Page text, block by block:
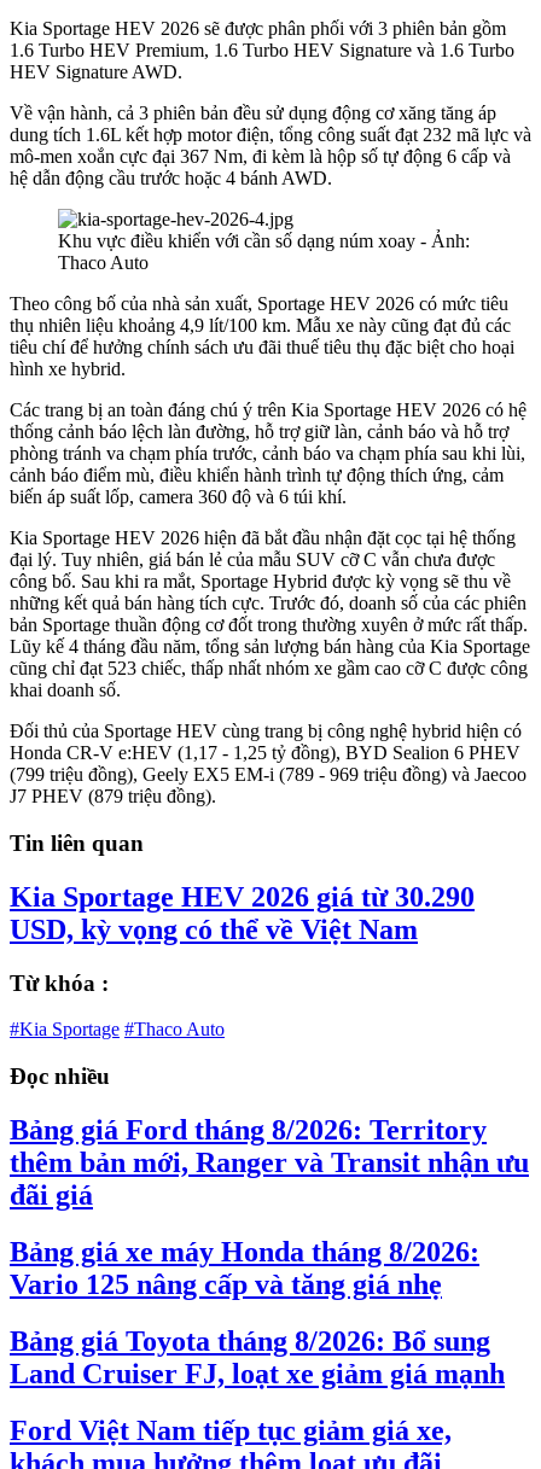
Kia Sportage HEV 2026 sẽ được phân phối với 3 phiên bản gồm
1.6 Turbo HEV Premium, 1.6 Turbo HEV Signature và 1.6 Turbo
HEV Signature AWD.
Về vận hành, cả 3 phiên bản đều sử dụng động cơ xăng tăng áp
dung tích 1.6L kết hợp motor điện, tổng công suất đạt 232 mã lực và
mô-men xoắn cực đại 367 Nm, đi kèm là hộp số tự động 6 cấp và
hệ dẫn động cầu trước hoặc 4 bánh AWD.
Khu vực điều khiển với cần số dạng núm xoay - Ảnh:
Thaco Auto
Theo công bố của nhà sản xuất, Sportage HEV 2026 có mức tiêu
thụ nhiên liệu khoảng 4,9 lít/100 km. Mẫu xe này cũng đạt đủ các
tiêu chí để hưởng chính sách ưu đãi thuế tiêu thụ đặc biệt cho hoại
hình xe hybrid.
Các trang bị an toàn đáng chú ý trên Kia Sportage HEV 2026 có hệ
thống cảnh báo lệch làn đường, hỗ trợ giữ làn, cảnh báo và hỗ trợ
phòng tránh va chạm phía trước, cảnh báo va chạm phía sau khi lùi,
cảnh báo điểm mù, điều khiển hành trình tự động thích ứng, cảm
biến áp suất lốp, camera 360 độ và 6 túi khí.
Kia Sportage HEV 2026 hiện đã bắt đầu nhận đặt cọc tại hệ thống
đại lý. Tuy nhiên, giá bán lẻ của mẫu SUV cỡ C vẫn chưa được
công bố. Sau khi ra mắt, Sportage Hybrid được kỳ vọng sẽ thu về
những kết quả bán hàng tích cực. Trước đó, doanh số của các phiên
bản Sportage thuần động cơ đốt trong thường xuyên ở mức rất thấp.
Lũy kế 4 tháng đầu năm, tổng sản lượng bán hàng của Kia Sportage
cũng chỉ đạt 523 chiếc, thấp nhất nhóm xe gầm cao cỡ C được công
khai doanh số.
Đối thủ của Sportage HEV cùng trang bị công nghệ hybrid hiện có
Honda CR-V e:HEV (1,17 - 1,25 tỷ đồng), BYD Sealion 6 PHEV
(799 triệu đồng), Geely EX5 EM-i (789 - 969 triệu đồng) và Jaecoo
J7 PHEV (879 triệu đồng).
Tin liên quan
Kia Sportage HEV 2026 giá từ 30.290
USD, kỳ vọng có thể về Việt Nam
Từ khóa :
#Kia Sportage #Thaco Auto
Đọc nhiều
Bảng giá Ford tháng 8/2026: Territory
thêm bản mới, Ranger và Transit nhận ưu
đãi giá
Bảng giá xe máy Honda tháng 8/2026:
Vario 125 nâng cấp và tăng giá nhẹ
Bảng giá Toyota tháng 8/2026: Bổ sung
Land Cruiser FJ, loạt xe giảm giá mạnh
Ford Việt Nam tiếp tục giảm giá xe,